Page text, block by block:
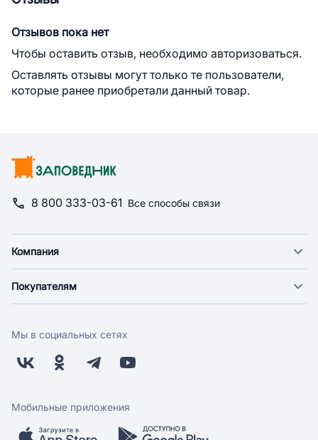
Отзывов пока нет
Чтобы оставить отзыв, необходимо авторизоваться.
Оставлять отзывы могут только те пользователи,
которые ранее приобретали данный товар.
8 800 333-03-61 Все способы связи
Компания
Новости
Поставщикам
Заводчикам
Обратная связь
Покупателям
Оплата
Бонусная программа
Скидки и акции
Мы в социальных сетях
Мобильные приложения